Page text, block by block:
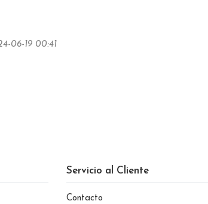
06-19 00:41
Servicio al Cliente
Contacto